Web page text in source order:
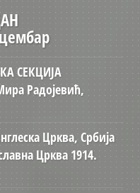
СЕКЦИЈА
Радојевић,
Црква, Србија
Црква 1914.